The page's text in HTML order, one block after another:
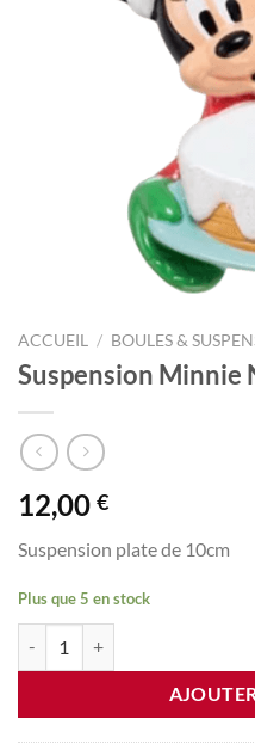
ACCUEIL / BOULES &
Suspension Minnie
12,00 €
Suspension plate de 10cm
Plus que 5 en stock